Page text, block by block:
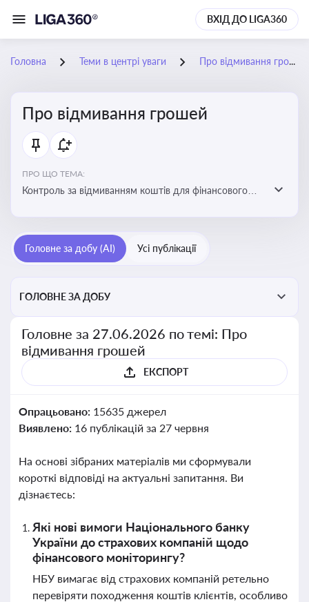
ВХІД ДО LIGA360
Головна Теми в центрі уваги Про відмивання грошей
Про відмивання грошей
ПРО ЩО ТЕМА:
Контроль за відмиванням коштів для фінансового
сплати податків. Вбудовування AML у договори та
Головне за добу (AI) Усі публікації
ГОЛОВНЕ ЗА ДОБУ
Головне за 27.06.2026 по темі: Про
відмивання грошей
ЕКСПОРТ
Опрацьовано: 15635 джерел
Виявлено: 16 публікацій за 27 червня
На основі зібраних матеріалів ми сформували
короткі відповіді на актуальні запитання. Ви
дізнаєтесь:
Які нові вимоги Національного банку
України до страхових компаній щодо
фінансового моніторингу?
НБУ вимагає від страхових компаній ретельно
перевіряти походження коштів клієнтів, особливо